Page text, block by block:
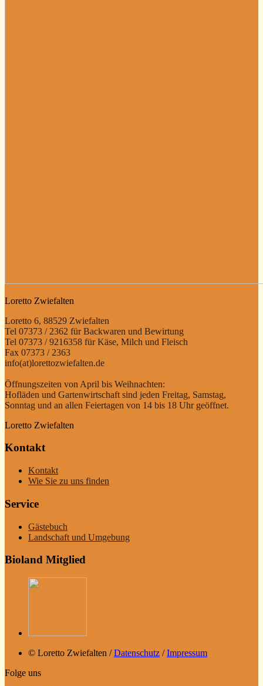
Loretto Zwiefalten
Loretto 6, 88529 Zwiefalten
Tel 07373 / 2362 für Backwaren und Bewirtung
Tel 07373 / 9216358 für Käse, Milch und Fleisch
Fax 07373 / 2363
info(at)lorettozwiefalten.de
Öffnungszeiten von April bis Weihnachten:
Hofläden und Gartenwirtschaft sind jeden Freitag, Samstag,
Sonntag und an allen Feiertagen von 14 bis 18 Uhr geöffnet.
Loretto Zwiefalten
Kontakt
Kontakt
Wie Sie zu uns finden
Service
Gästebuch
Landschaft und Umgebung
Bioland Mitglied
© Loretto Zwiefalten /Datenschutz /Impressum
Folge uns